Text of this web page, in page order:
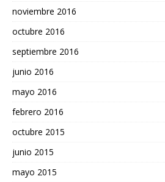
noviembre 2016
octubre 2016
septiembre 2016
junio 2016
mayo 2016
febrero 2016
octubre 2015
junio 2015
mayo 2015